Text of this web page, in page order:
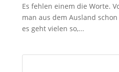
Es fehlen einem die Worte.
man aus dem Ausland
es geht vielen so,...